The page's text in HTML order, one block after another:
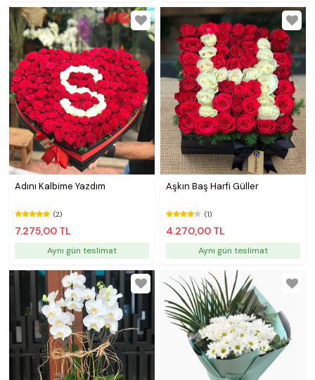
Adını Kalbime Yazdım
(2)
7.275,00 TL
Aynı gün teslimat
Aşkın Baş Harfi Güller
(1)
4.270,00 TL
Aynı gün teslimat